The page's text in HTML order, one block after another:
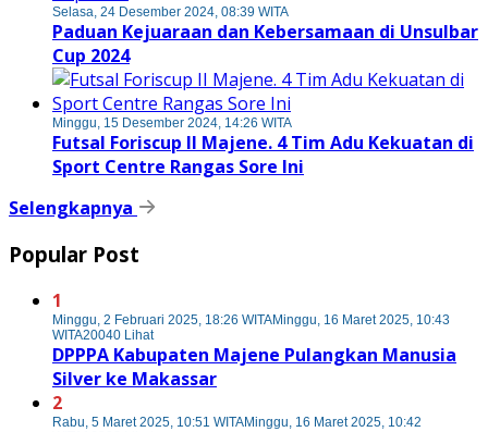
Selasa, 24 Desember 2024, 08:39 WITA
Paduan Kejuaraan dan Kebersamaan di Unsulbar
Cup 2024
Minggu, 15 Desember 2024, 14:26 WITA
Futsal Foriscup II Majene. 4 Tim Adu Kekuatan di
Sport Centre Rangas Sore Ini
Selengkapnya
Popular Post
1
Minggu, 2 Februari 2025, 18:26 WITAMinggu, 16 Maret 2025, 10:43
WITA20040 Lihat
DPPPA Kabupaten Majene Pulangkan Manusia
Silver ke Makassar
2
Rabu, 5 Maret 2025, 10:51 WITAMinggu, 16 Maret 2025, 10:42